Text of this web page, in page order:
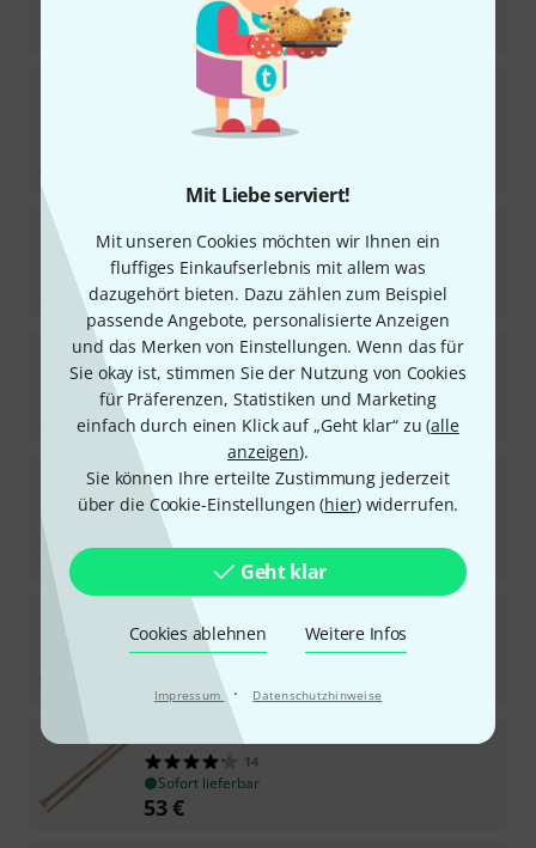
Mit Liebe serviert!
Mit unseren Cookies möchten wir Ihnen ein
fluffiges Einkaufserlebnis mit allem was
dazugehört bieten. Dazu zählen zum Beispiel
passende Angebote, personalisierte Anzeigen
und das Merken von Einstellungen. Wenn das für
Sie okay ist, stimmen Sie der Nutzung von Cookies
für Präferenzen, Statistiken und Marketing
einfach durch einen Klick auf „Geht klar“ zu (alle
anzeigen).
Sie können Ihre erteilte Zustimmung jederzeit
über die Cookie-Einstellungen (hier) widerrufen.
Geht klar
Cookies ablehnen Weitere Infos
Impressum · Datenschutzhinweise
UVP: 53,99 €
Steiner superiormallets
Hornwood
1
Sofort lieferbar
18 €
ThomannMarching Sticks MG-MH
3
In ca. einer Woche lieferbar
14€
Steiner superiormalletsAndi Berger Signature
Light
2
Sofort lieferbar
Kaufmann
6
Sofort lieferbar
Multi Mallet "Kaufmann" 138
14
Sofort lieferbar
53€